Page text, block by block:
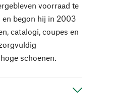
voorraad te
en begon hij in 2003
catalogi, coupes en
schoenen.